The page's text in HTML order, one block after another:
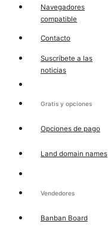
Navegadores
compatible
Contacto
Suscríbete a las
noticias
Gratis y opciones
Opciones de pago
Land domain names
Vendedores
Banban Board